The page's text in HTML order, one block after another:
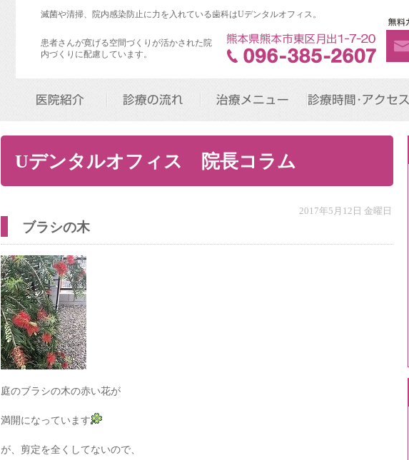
滅菌や清掃、院内感染防止に力を入れている歯科はUデンタルオフィス。
患者さんが寛げる空間づくりが活かされた院
内づくりに配慮しています。
医院紹介 診療の流れ 治療メニュー 診療時間･アクセス
Uデンタルオフィス 院長コラム
2017年5月12日 金曜日
ブラシの木
庭のブラシの木の赤い花が
満開になっています
が、剪定を全くしてないので、